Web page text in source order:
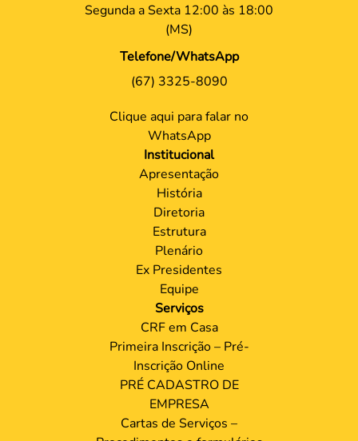
Segunda a Sexta 12:00 às 18:00
(MS)
Telefone/WhatsApp
(67) 3325-8090
Clique aqui para falar no
WhatsApp
Institucional
Apresentação
História
Diretoria
Estrutura
Plenário
Ex Presidentes
Equipe
Serviços
CRF em Casa
Primeira Inscrição – Pré-
Inscrição Online
PRÉ CADASTRO DE
EMPRESA
Cartas de Serviços –